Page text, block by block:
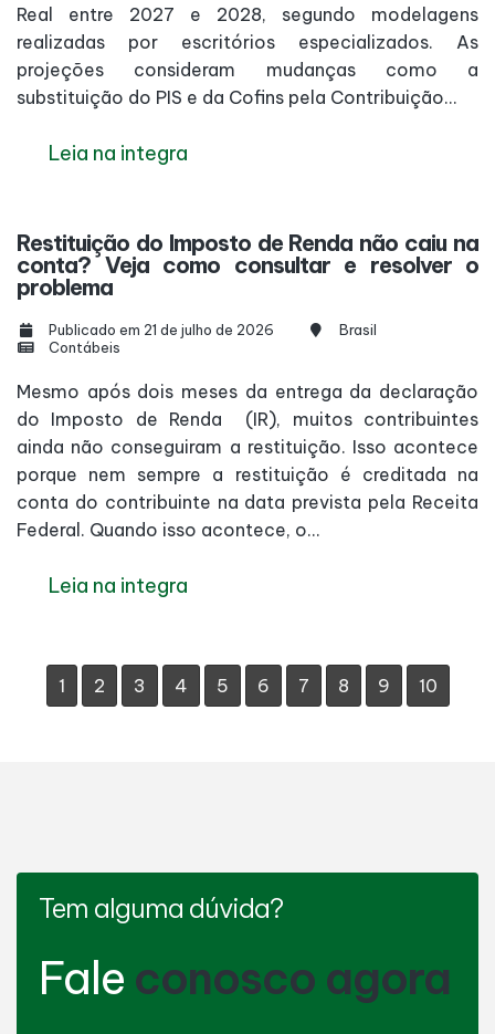
Real entre 2027 e 2028, segundo modelagens
realizadas por escritórios especializados. As
projeções consideram mudanças como a
substituição do PIS e da Cofins pela Contribuição...
Leia na integra
Restituição do Imposto de Renda não caiu na
conta? Veja como consultar e resolver o
problema
Publicado em 21 de julho de 2026
Brasil
Contábeis
Mesmo após dois meses da entrega da declaração
do Imposto de Renda (IR), muitos contribuintes
ainda não conseguiram a restituição. Isso acontece
porque nem sempre a restituição é creditada na
conta do contribuinte na data prevista pela Receita
Federal. Quando isso acontece, o...
Leia na integra
1 2 3 4 5 6 7 8 9 10
Tem alguma dúvida?
Fale conosco agora